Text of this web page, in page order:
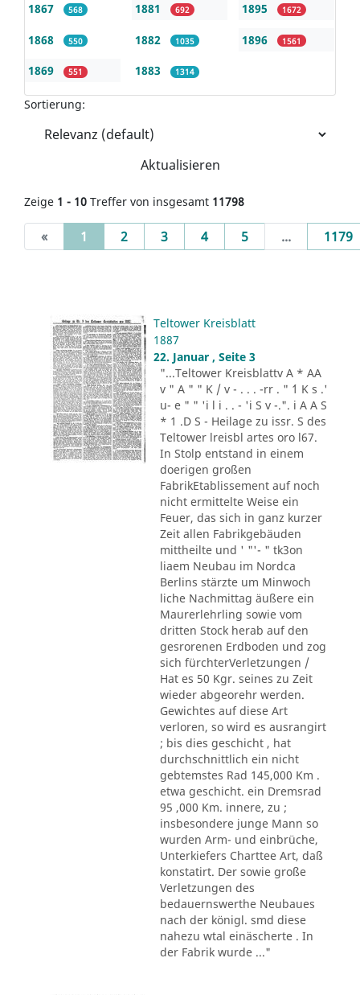
1867 568
1868 550
1869 551
1881 692
1882 1035
1883 1314
1895 1672
1896 1561
Sortierung:
Aktualisieren
Zeige 1 - 10 Treffer von insgesamt 11798
« 1 (current)
2 3 4 5 ... 1179
Teltower Kreisblatt
1887
22. Januar , Seite 3
"...Teltower Kreisblattv A * AA
v " A " " K / v - . . . -rr . " ´1 K s .'
u- e " " 'i l i . . - 'i S v -.". i A A S
* 1 .D S - Heilage zu issr. S des
Teltower lreisbl artes oro l67.
In Stolp entstand in einem
doerigen großen
FabrikEtablissement auf noch
nicht ermittelte Weise ein
Feuer, das sich in ganz kurzer
Zeit allen Fabrikgebäuden
mittheilte und ' "'- " tk3on
liaem Neubau im Nordca
Berlins stärzte um Minwoch
liche Nachmittag äußere ein
Maurerlehrling sowie vom
dritten Stock herab auf den
gesrorenen Erdboden und zog
sich fürchterVerletzungen /
Hat es 50 Kgr. seines zu Zeit
wieder abgeorehr werden.
Gewichtes auf diese Art
verloren, so wird es ausrangirt
; bis dies geschicht , hat
durchschnittlich ein nicht
gebtemstes Rad 145,000 Km .
etwa geschicht. ein Dremsrad
95 ,000 Km. innere, zu ;
insbesondere junge Mann so
wurden Arm- und einbrüche,
Unterkiefers Charttee Art, daß
konstatirt. Der sowie große
Verletzungen des
bedauernswerthe Neubaues
nach der königl. smd diese
nahezu wtal einäscherte . In
der Fabrik wurde ..."